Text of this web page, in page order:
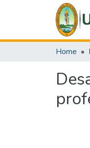
Home